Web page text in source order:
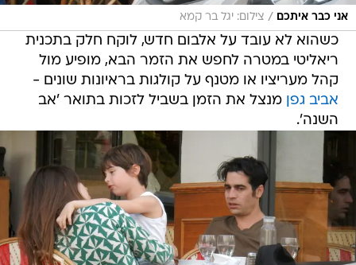
אני כבר איתכם / צילום: יגל בר קמא
כשהוא לא עובד על אלבום חדש, לוקח חלק בתכנית
ריאליטי במטרה לחפש את הזמר הבא, מופיע מול
קהל מעריציו או מטנף על קולגות בראיונות שונים -
אביב גפן מנצל את הזמן בשביל לזכות בתואר 'אב
השנה'.